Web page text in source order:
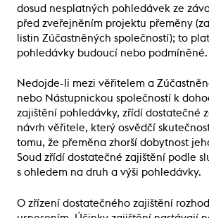
dosud nesplatných pohledávek ze
před zveřejněním projektu přeměny
listin Zúčastněných společností); to
pohledávky budoucí nebo podmíněné.
Nedojde-li mezi věřitelem a
nebo Nástupnickou společností k
zajištění pohledávky, zřídí dostatečné
návrh věřitele, který osvědčí
tomu, že přeměna zhorší dobytnost
Soud zřídí dostatečné zajištění podle
s ohledem na druh a výši pohledávky.
O zřízení dostatečného zajištění